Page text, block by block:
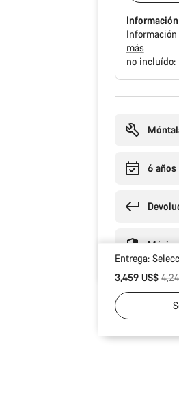
más
no incluído:
compra
6 años
Entrega:
3,459 US$